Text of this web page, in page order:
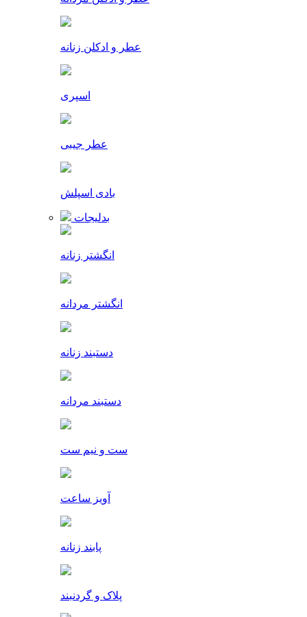
عطر و ادکلن زنانه
اسپری
عطر جیبی
بادی اسپلش
بدلیجات
انگشتر زنانه
انگشتر مردانه
دستبند زنانه
دستبند مردانه
ست و نیم ست
آویز ساعت
پابند زنانه
پلاک و گردنبند